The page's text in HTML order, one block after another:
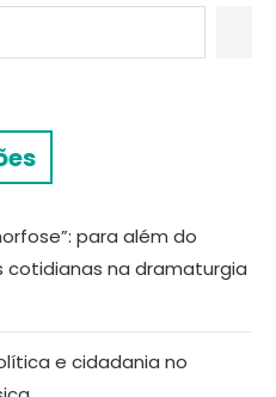
para além do
cotidianas na dramaturgia
e cidadania no